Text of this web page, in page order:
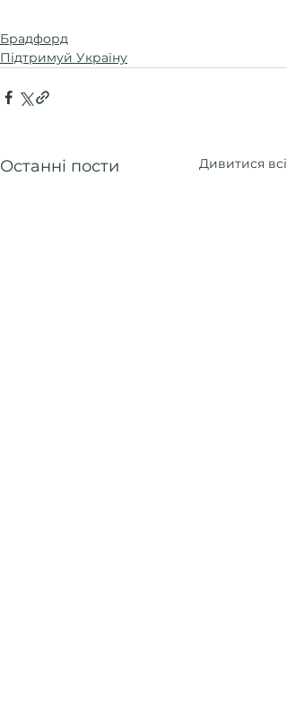
Брадфорд
Підтримуй Україну
Останні пости Дивитися всі